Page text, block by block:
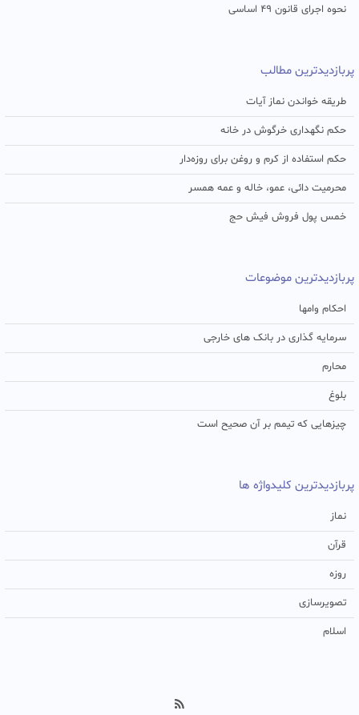
نحوه اجرای قانون ۴۹ اساسی
پربازدیدترین مطالب
طریقه خواندن نماز آیات
حکم نگهداری خرگوش در خانه
حکم استفاده از کرم و روغن برای روزه‌دار
محرمیت دائی، عمو، خاله و عمه همسر
خمس پول فروش فیش حج
پربازدیدترین موضوعات
احکام وامها
سرمایه گذاری در بانک های خارجی
محارم
بلوغ
چیزهایی که تیمم بر آن صحیح است
پربازدیدترین کلیدواژه ها
نماز
قرآن
روزه
تصویرسازی
اسلام